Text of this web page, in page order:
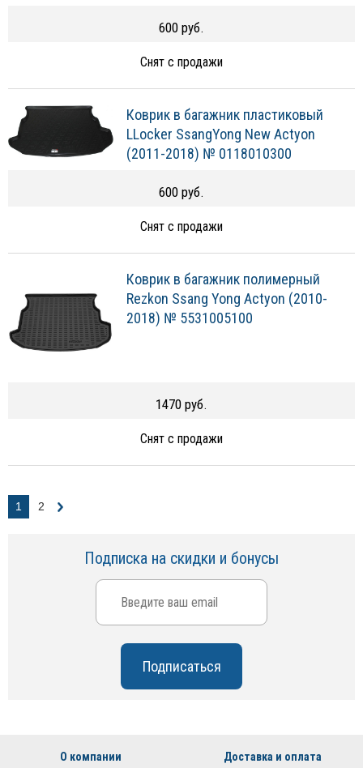
600 руб.
Снят с продажи
Коврик в багажник пластиковый
LLocker SsangYong New Actyon
(2011-2018) № 0118010300
600 руб.
Снят с продажи
Коврик в багажник полимерный
Rezkon Ssang Yong Actyon (2010-
2018) № 5531005100
1470 руб.
Снят с продажи
1 2
Подписка на скидки и бонусы
О компании Доставка и оплата